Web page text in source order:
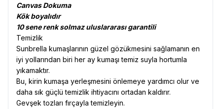
Canvas Dokuma
Kök boyalıdır
10 sene renk solmaz uluslararası garantili
Temizlik
Sunbrella kumaşlarının güzel gözükmesini sağlamanın en
iyi yollarından biri her ay kumaşı temiz suyla hortumla
yıkamaktır.
Bu, kirin kumaşa yerleşmesini önlemeye yardımcı olur ve
daha sık güçlü temizlik ihtiyacını ortadan kaldırır.
Gevşek tozları fırçayla temizleyin.